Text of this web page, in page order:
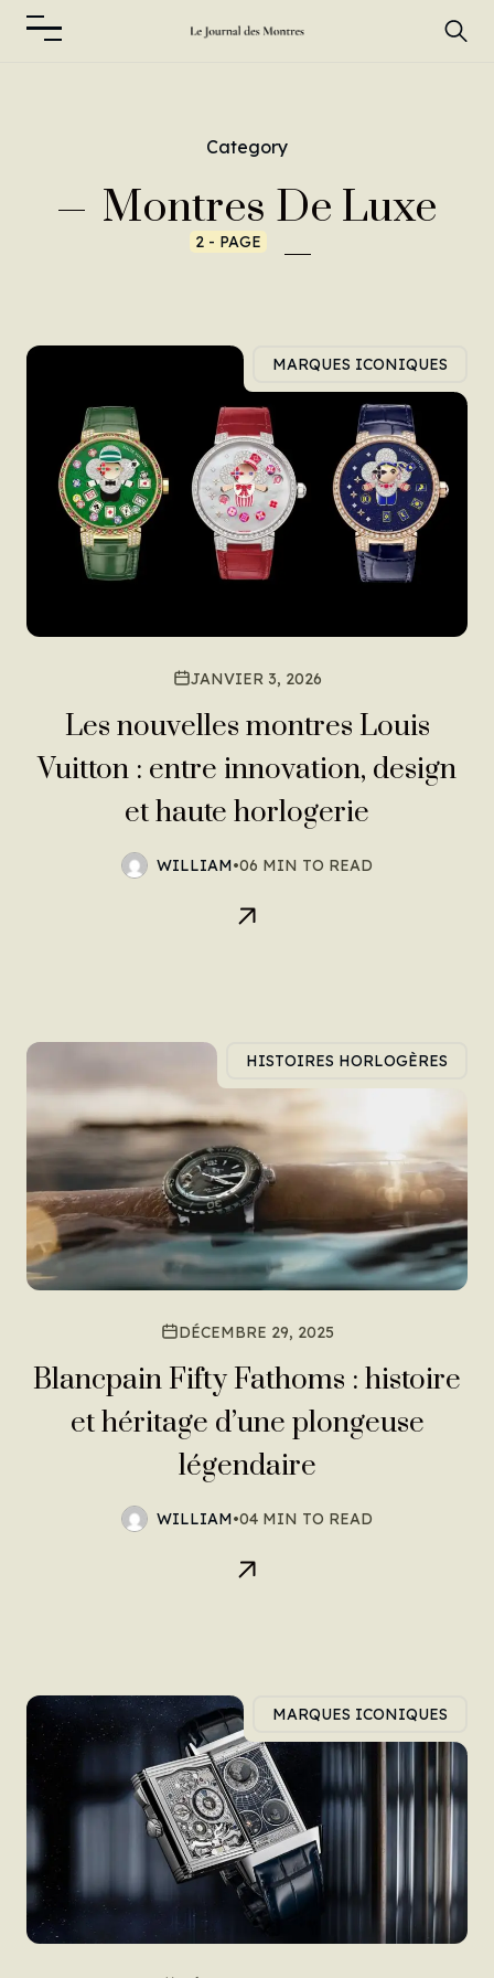
Category
Montres De Luxe
2 - PAGE
MARQUES ICONIQUES
JANVIER 3, 2026
Les nouvelles montres Louis
Vuitton : entre innovation, design
et haute horlogerie
WILLIAM•06 MIN TO READ
HISTOIRES HORLOGÈRES
DÉCEMBRE 29, 2025
Blancpain Fifty Fathoms : histoire
et héritage d’une plongeuse
légendaire
WILLIAM•04 MIN TO READ
MARQUES ICONIQUES